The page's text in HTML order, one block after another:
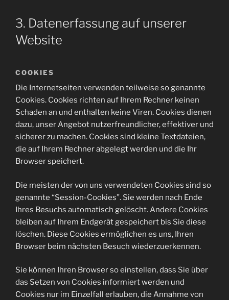
3. Datenerfassung auf unserer
Website
COOKIES
Die Internetseiten verwenden teilweise so genannte
Cookies. Cookies richten auf Ihrem Rechner keinen
Schaden an und enthalten keine Viren. Cookies dienen
dazu, unser Angebot nutzerfreundlicher, effektiver und
sicherer zu machen. Cookies sind kleine Textdateien,
die auf Ihrem Rechner abgelegt werden und die Ihr
Browser speichert.
Die meisten der von uns verwendeten Cookies sind so
genannte “Session-Cookies”. Sie werden nach Ende
Ihres Besuchs automatisch gelöscht. Andere Cookies
bleiben auf Ihrem Endgerät gespeichert bis Sie diese
löschen. Diese Cookies ermöglichen es uns, Ihren
Browser beim nächsten Besuch wiederzuerkennen.
Sie können Ihren Browser so einstellen, dass Sie über
das Setzen von Cookies informiert werden und
Cookies nur im Einzelfall erlauben, die Annahme von